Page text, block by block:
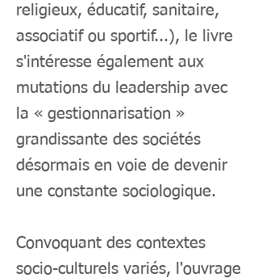
religieux, éducatif, sanitaire,
associatif ou sportif...), le livre
s'intéresse également aux
mutations du leadership avec
la « gestionnarisation »
grandissante des sociétés
désormais en voie de devenir
une constante sociologique.
Convoquant des contextes
socio-culturels variés, l'ouvrage